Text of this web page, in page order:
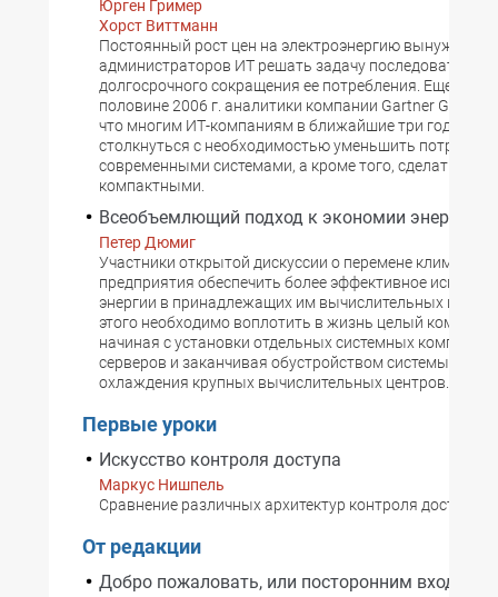
Юрген Гример
Хорст Виттманн
Постоянный рост цен на электроэнергию вынуждает
администраторов ИТ решать задачу
долгосрочного сокращения ее потребления. Еще во
половине 2006 г. аналитики компании Gartner Group
что многим ИТ-компаниям в ближайшие три года
столкнуться с необходимостью уменьшить
современными системами, а кроме того, сделать их
компактными.
Всеобъемлющий подход к экономии энергии
Петер Дюмиг
Участники открытой дискуссии о перемене климата
предприятия обеспечить более эффективное
энергии в принадлежащих им вычислительных
этого необходимо воплотить в жизнь целый
начиная с установки отдельных системных
серверов и заканчивая обустройством системы
охлаждения крупных вычислительных центров.
Первые уроки
Искусство контроля доступа
Маркус Нишпель
Сравнение различных архитектур контроля доступа к
От редакции
Добро пожаловать, или посторонним вход